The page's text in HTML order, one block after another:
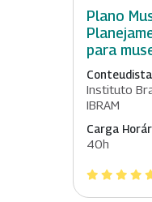
Plano
para
Instituto
IBRAM
Carga
40h